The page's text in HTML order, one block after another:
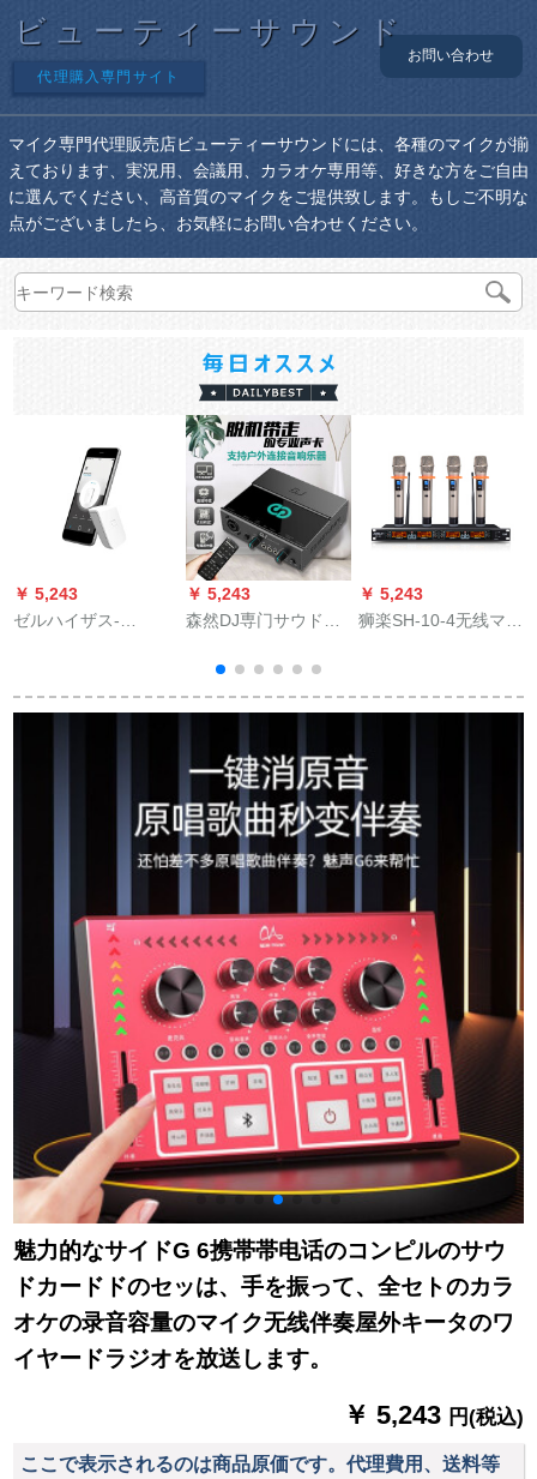
ビューティーサウンド
代理購入専門サイト
お問い合わせ
マイク専門代理販売店ビューティーサウンドには、各種のマイクが揃
えております、実況用、会議用、カラオケ専用等、好きな方をご自由
に選んでください、高音質のマイクをご提供致します。もしご不明な
点がございましたら、お気軽にお問い合わせください。
￥ 5,243
ゼルハイザス-
￥ 5,243
森然DJ専门サウドド
カドの携帯帯生放送
音响カードドットコ
录音マイク全民カラ
オケ携帯电话のマイ
クの速さの手ぶれの
放送设备の名前を付
けてください。
￥ 5,243
狮楽SH-10-4无线マイ
つけたガチークをチ
体+4本のハドマクを
持ちます。
魅力的なサイドG 6携帯帯电话のコンピルのサウ
ドカードドのセッは、手を振って、全セトのカラ
オケの录音容量のマイク无线伴奏屋外キータのワ
イヤードラジオを放送します。
￥ 5,243 円(税込)
ここで表示されるのは商品原価です。代理費用、送料等